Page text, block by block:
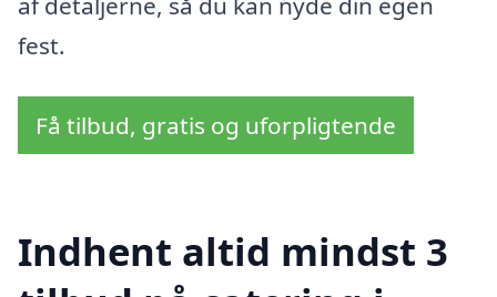
fest.
Få tilbud, gratis og uforpligtende
Indhent altid mindst 3